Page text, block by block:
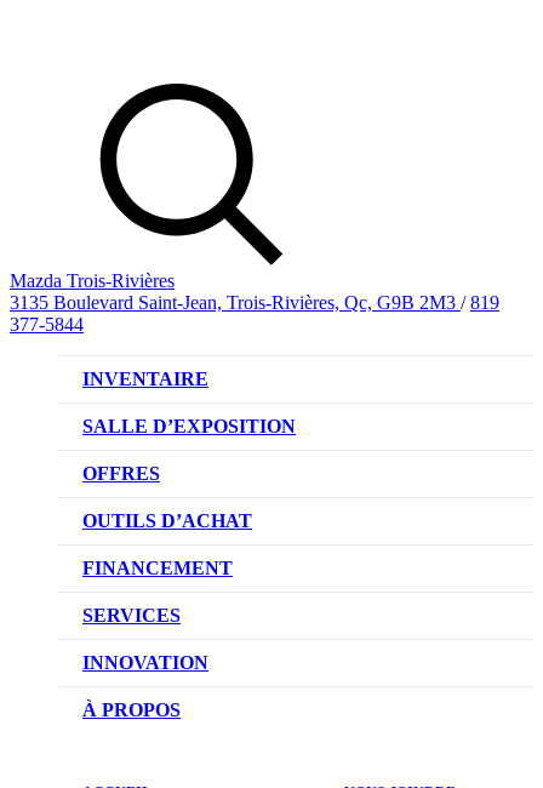
Mazda Trois-Rivières
3135 Boulevard Saint-Jean, Trois-Rivières, Qc, G9B 2M3 / 819
377-5844
INVENTAIRE
VÉHICULES NEUFS
VÉHICULES D’OCCASION
SALLE D’EXPOSITION
OFFRES
OFFRES DU CONCESSIONNAIRE
OUTILS D’ACHAT
CONFIGUREZ VOTRE VÉHICULE
RÉSERVEZ UN ESSAI ROUTIER
DEMANDEZ UN PRIX
FINANCEMENT
NOTRE DIFFÉRENCE
DEMANDE DE CRÉDIT AUTO
SERVICES
NOTRE PROMESSE
PRENDRE UN RENDEZ-VOUS
INNOVATION
TECHNOLOGIE SKYACTIV
À PROPOS